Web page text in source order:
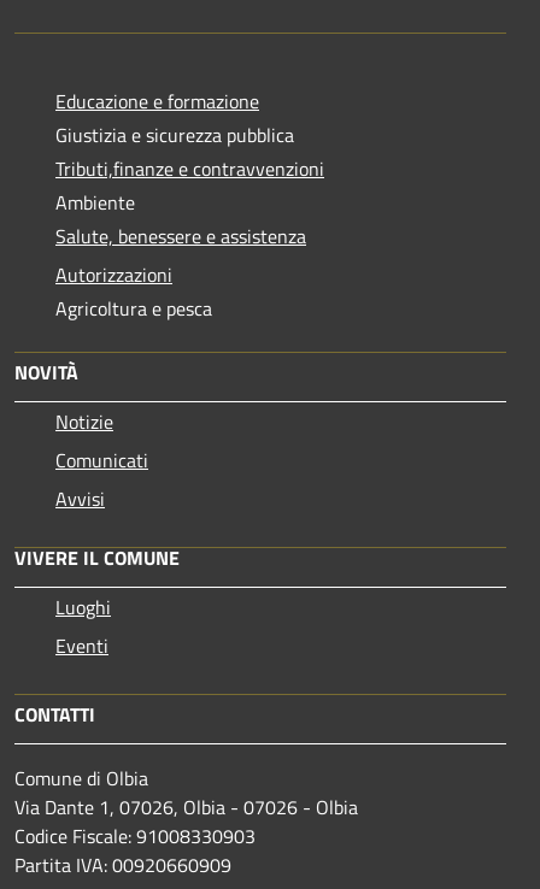
Educazione e formazione
Giustizia e sicurezza pubblica
Tributi,finanze e contravvenzioni
Ambiente
Salute, benessere e assistenza
Autorizzazioni
Agricoltura e pesca
NOVITÀ
Notizie
Comunicati
Avvisi
VIVERE IL COMUNE
Luoghi
Eventi
CONTATTI
Comune di Olbia
Via Dante 1, 07026, Olbia - 07026 - Olbia
Codice Fiscale: 91008330903
Partita IVA: 00920660909